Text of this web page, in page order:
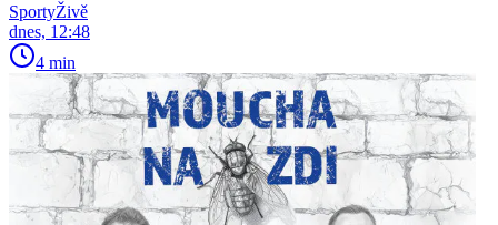
SportyŽivě
dnes, 12:48
4 min